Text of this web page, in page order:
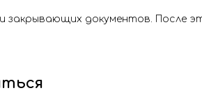
закрывающих документов. После